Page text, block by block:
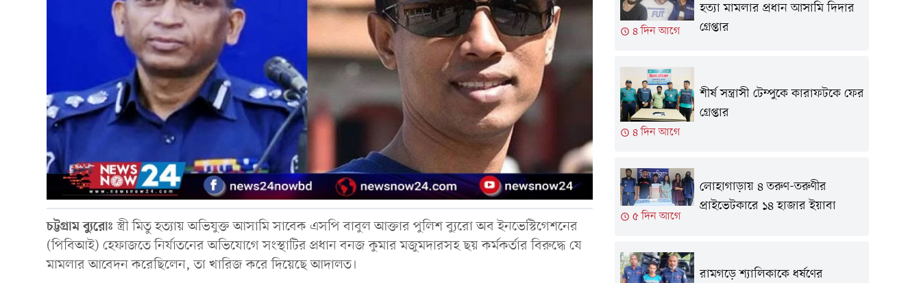
চট্টগ্রামব্যুরোঃ স্ত্রী মিতু হত্যায় অভিযুক্ত আসামি সাবেক এসপি বাবুল আক্তার পুলিশ ব্যুরো অব ইনভেস্টিগেশনের
(পিবিআই) হেফাজতে নির্যাতনের অভিযোগে সংস্থাটির প্রধান বনজ কুমার মজুমদারসহ ছয় কর্মকর্তার বিরুদ্ধে যে
মামলার আবেদন করেছিলেন, তা খারিজ করে দিয়েছে আদালত।
৪ দিন আগে
হত্যা মামলার প্রধান আসামি দিদার
গ্রেপ্তার
৪ দিন আগে
শীর্ষ সন্ত্রাসী টেম্পুকে কারাফটকে ফের
গ্রেপ্তার
৫ দিন আগে
লোহাগাড়ায় ৪ তরুণ-তরুণীর
প্রাইভেটকারে ১৪ হাজার ইয়াবা
রামগড়ে শ্যালিকাকে ধর্ষণের